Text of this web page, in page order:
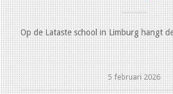
Op de Lataste school in Limburg hangt
5 februari 2026